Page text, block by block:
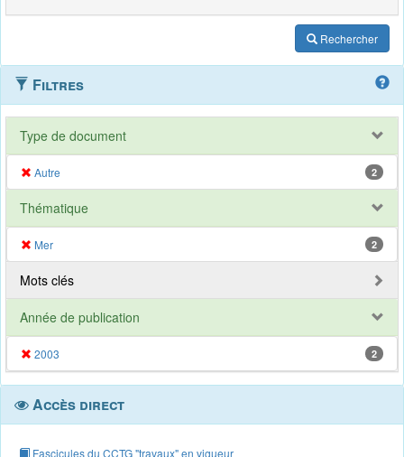
Rechercher
Filtres
Type de document
Autre 2
Thématique
Mer 2
Mots clés
Année de publication
2003 2
Accès direct
Fascicules du CCTG "travaux" en vigueur